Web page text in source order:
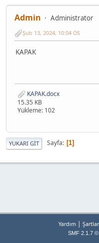
Admin Administrator
Şub 13, 2024, 10:04 ÖS
KAPAK
KAPAK.docx
15.35 KB
Yükleme: 102
YUKARI GIT Sayfa 1
Yardım |
SMF 2.1.7